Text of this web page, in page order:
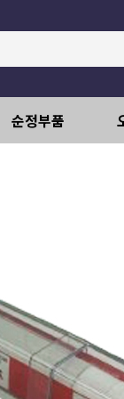
순정부품